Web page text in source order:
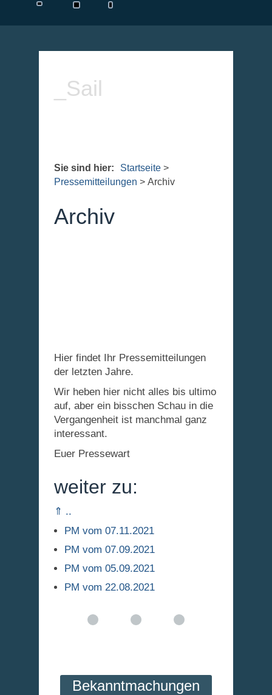
_Sail
Sie sind hier: Startseite >
Pressemitteilungen > Archiv
Archiv
Hier findet Ihr Pressemitteilungen
der letzten Jahre.
Wir heben hier nicht alles bis ultimo
auf, aber ein bisschen Schau in die
Vergangenheit ist manchmal ganz
interessant.
Euer Pressewart
weiter zu:
⇑ ..
PM vom 07.11.2021
PM vom 07.09.2021
PM vom 05.09.2021
PM vom 22.08.2021
Bekanntmachungen